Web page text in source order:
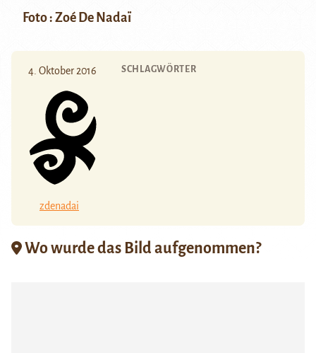
Foto : Zoé De Nadaï
4. Oktober 2016
zdenadai
SCHLAGWÖRTER
Wo wurde das Bild aufgenommen?